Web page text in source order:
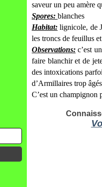
saveur un peu amère
Spores: blanches
Habitat: lignicole, de
les troncs de feuillus
Observations: c’est
faire blanchir et de
des intoxications
d’Armillaires trop
C’est un champignon